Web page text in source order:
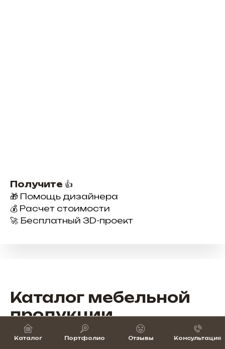
Каталог Портфолио Отзывы Консультация
Получите 👍
🎁 Помощь дизайнера
💰 Расчет стоимости
🚀 Бесплатный 3D-проект
Каталог мебельной
продукции
Широкий выбор мебели для бизнеса —